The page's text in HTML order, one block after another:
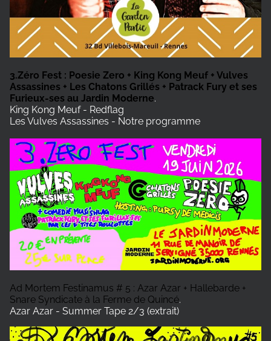
3.Zéro Fest : Poesie Zero + King Kong Meuf + Vulves
Assassines + Les Chatons Grillés + Patrack Fury et ses
Furieux-ses au Jardin Moderne.
King Kong Meuf - Redflag
Les Vulves Assassines - Notre programme
Ad Mortem Festinamus # 5 : Azar Azar + Hallebarde +
Snare Syndicate à la Ferme de Quincé.
Azar Azar - Summer Tape 2/3 (extrait)